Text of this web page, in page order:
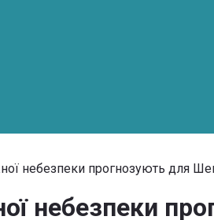
небезпеки прогнозують для
небезпеки